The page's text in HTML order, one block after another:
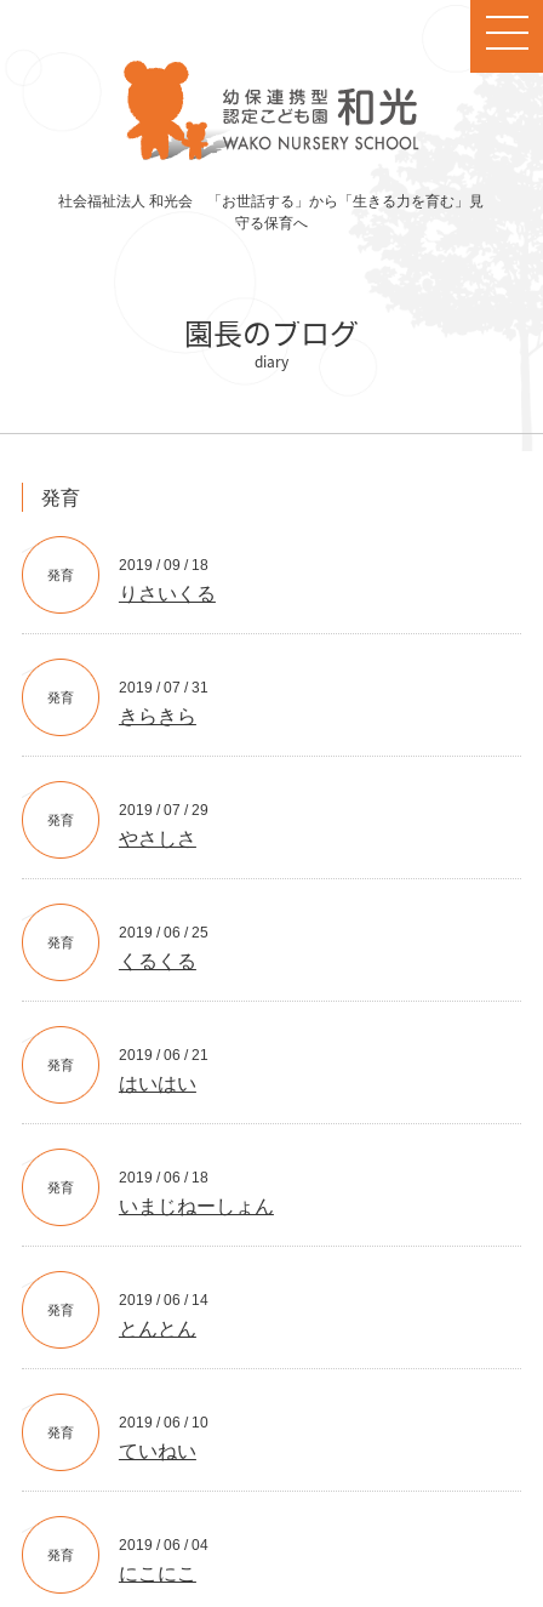
社会福祉法人 和光会 「お世話する」から「生きる力を育む」見
守る保育へ
園長のブログ
発育
発育
2019 / 09 / 18
りさいくる
発育
2019 / 07 / 31
きらきら
発育
2019 / 07 / 29
やさしさ
発育
2019 / 06 / 25
くるくる
発育
2019 / 06 / 21
はいはい
発育
2019 / 06 / 18
いまじねーしょん
発育
2019 / 06 / 14
とんとん
発育
2019 / 06 / 10
ていねい
発育
2019 / 06 / 04
にこにこ